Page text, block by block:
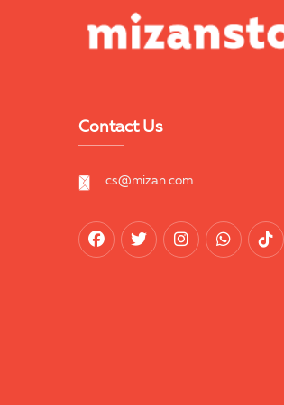
Contact Us
cs@mizan.com